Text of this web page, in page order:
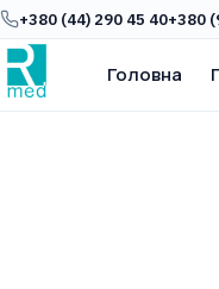
+380 (44) 290 45 40+380
Головна